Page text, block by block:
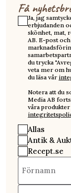
Få
Ja, jag
erbjudanden
skönhet, mat,
AB. E-post
du trycka
veta mer om
du läsa vår
Notera att du
Media AB
våra
Allas
Antik &
Recept.se
Förnamn